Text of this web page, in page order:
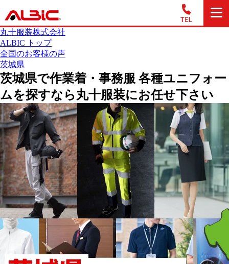
丸十服装株式会社
ALBIC トップ
全国のお客様の声
茨城県
茨城県で作業着・事務服 各種ユニフォー
ムを探すなら丸十服装にお任せ下さい